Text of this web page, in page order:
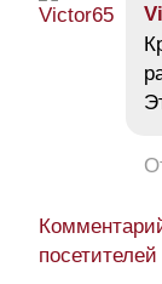
посетителей